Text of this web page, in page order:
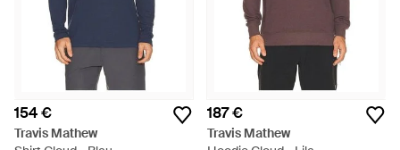
154 €
Travis Mathew
187 €
Travis Mathew